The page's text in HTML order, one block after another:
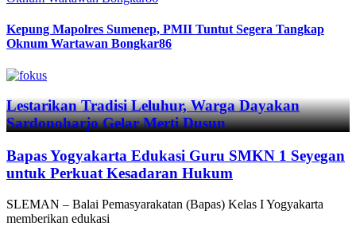
Kepung Mapolres Sumenep, PMII Tuntut Segera Tangkap
Oknum Wartawan Bongkar86
Previous
Next
Lestarikan Tradisi Leluhur, Warga Dayakan
Sardonoharjo Gelar Merti Dusun
Bapas Yogyakarta Edukasi Guru SMKN 1 Seyegan
untuk Perkuat Kesadaran Hukum
SLEMAN – Balai Pemasyarakatan (Bapas) Kelas I Yogyakarta
memberikan edukasi